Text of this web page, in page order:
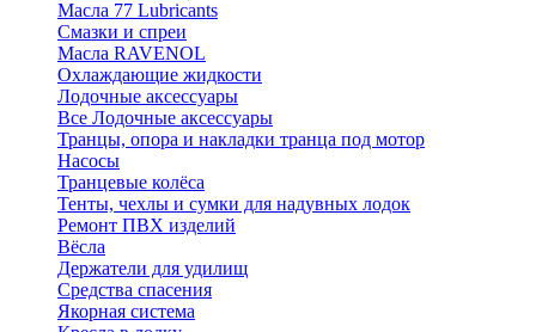
Масла 77 Lubricants
Смазки и спреи
Масла RAVENOL
Охлаждающие жидкости
Лодочные аксессуары
Все Лодочные аксессуары
Транцы, опора и накладки транца под мотор
Насосы
Транцевые колёса
Тенты, чехлы и сумки для надувных лодок
Ремонт ПВХ изделий
Вёсла
Держатели для удилищ
Средства спасения
Якорная система